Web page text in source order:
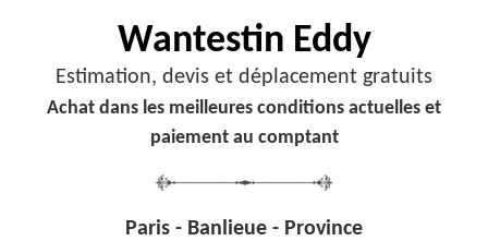
Wantestin Eddy
Estimation, devis et déplacement gratuits
Achat dans les meilleures conditions actuelles et
paiement au comptant
Paris - Banlieue - Province